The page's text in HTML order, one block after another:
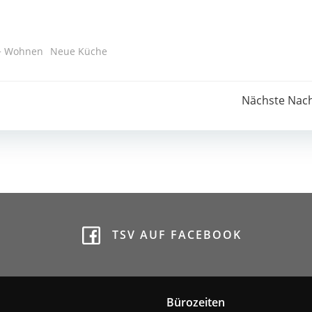
Wohnen Neue Küche
navigation
Nächste
TSV AUF FACEBOOK
Bürozeiten